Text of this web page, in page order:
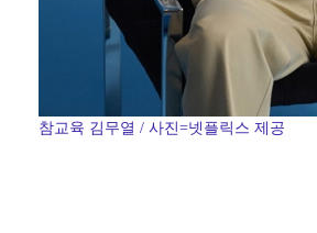
참교육 김무열 / 사진=넷플릭스 제공